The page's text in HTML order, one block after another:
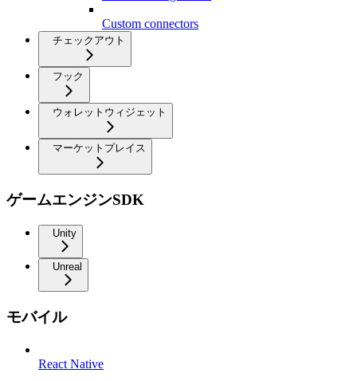
Custom connectors
チェックアウト
フック
ウォレットウィジェット
マーケットプレイス
ゲームエンジンSDK
Unity
Unreal
モバイル
React Native